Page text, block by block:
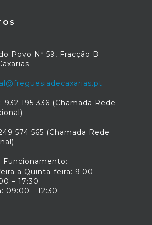
entregar: • Autorização
comprovativos de todos
auferidos pelos
do trabalho, pensões,
dos rendimentos,
ser substituídos por uma
alertando a
para esta possibilidade; •
de IRS apresentada
nota de liquidação ou
de dispensa,
da Autoridade Tributária
comprovar essa situação. •
de morada (Fatura da
• Comprovativo de
Povo Nº 59, Fracção B
932 195 336 (Chamada Rede
574 565 (Chamada Rede
Funcionamento:
a Quinta-feira: 9:00 –
– 17:30
09:00 - 12:30